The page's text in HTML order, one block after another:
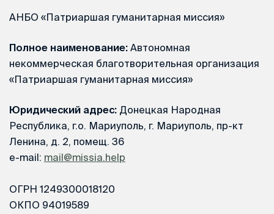
АНБО «Патриаршая гуманитарная миссия»
Полное наименование: Автономная
некоммерческая благотворительная организация
«Патриаршая гуманитарная миссия»
Юридический адрес: Донецкая Народная
Республика, г.о. Мариуполь, г. Мариуполь, пр-кт
Ленина, д. 2, помещ. 36
e-mail: mail@missia.help
ОГРН 1249300018120
ОКПО 94019589